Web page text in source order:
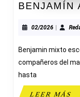
BENJAMÍN
02/202602/2026
Benjamin mixto
compañeros del
hasta
LEER MÁS